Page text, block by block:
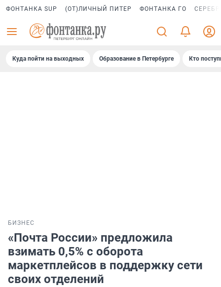
ФОНТАНКА SUP (ОТ)ЛИЧНЫЙ ПИТЕР ФОНТАНКА ГО
Куда пойти на выходных Образование в Петербурге Кто
БИЗНЕС
«Почта России» предложила
взимать 0,5% с оборота
маркетплейсов в поддержку сети
своих отделений